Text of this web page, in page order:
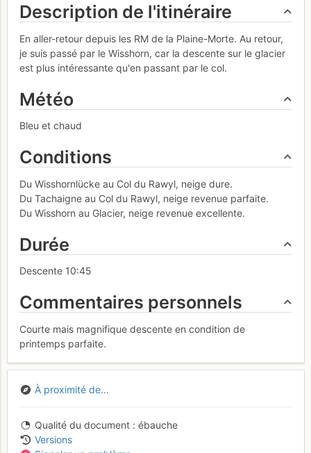
Description de l'itinéraire
En aller-retour depuis les RM de la Plaine-Morte. Au retour,
je suis passé par le Wisshorn, car la descente sur le glacier
est plus intéressante qu'en passant par le col.
Météo
Bleu et chaud
Conditions
Du Wisshornlücke au Col du Rawyl, neige dure.
Du Tachaigne au Col du Rawyl, neige revenue parfaite.
Du Wisshorn au Glacier, neige revenue excellente.
Durée
Descente 10:45
Commentaires personnels
Courte mais magnifique descente en condition de
printemps parfaite.
À proximité de...
Qualité du document
ébauche
Versions